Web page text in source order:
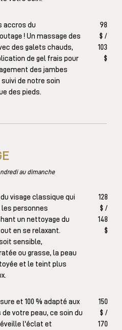
accros du
! Un massage des
des galets chauds,
de gel frais pour
des jambes
de notre soin
des pieds.
98
$ /
103
$
au dimanche
visage classique qui
personnes
un nettoyage du
en se relaxant.
sensible,
ou grasse, la peau
et le teint plus
128
$ /
148
$
et 100 % adapté aux
de votre peau, ce soin du
l'éclat et
150
$ /
170